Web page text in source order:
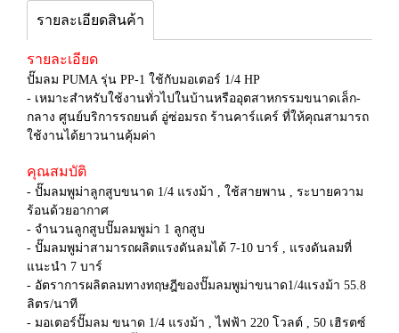
รายละเอียดสินค้า
รายละเอียด
ปั๊มลม PUMA รุ่น PP-1 ใช้กับมอเตอร์ 1/4 HP
- เหมาะสำหรับใช้งานทั่วไปในบ้านหรืออุตสาหกรรมขนาดเล็ก-
กลาง ศูนย์บริการรถยนต์ อู่ซ่อมรถ ร้านคาร์แคร์ ที่ให้คุณสามารถ
ใช้งานได้ยาวนานคุ้มค่า
คุณสมบัติ
- ปั๊มลมพูม่าลูกสูบขนาด 1/4 แรงม้า , ใช้สายพาน , ระบายความ
ร้อนด้วยอากาศ
- จำนวนลูกสูบปั๊มลมพูม่า 1 ลูกสูบ
- ปั๊มลมพูม่าสามารถผลิตแรงดันลมได้ 7-10 บาร์ , แรงดันลมที่
แนะนำ 7 บาร์
- อัตราการผลิตลมทางทฤษฎีของปั๊มลมพูม่าขนาด1/4แรงม้า 55.8
ลิตร/นาที
- มอเตอร์ปั๊มลม ขนาด 1/4 แรงม้า , ไฟฟ้า 220 โวลต์ , 50 เฮิรตซ์